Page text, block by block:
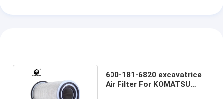
600-181-6820 excavatrice
Air Filter For KOMATSU